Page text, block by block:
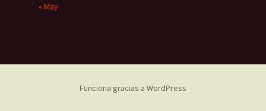
« May
Funciona gracias a WordPress